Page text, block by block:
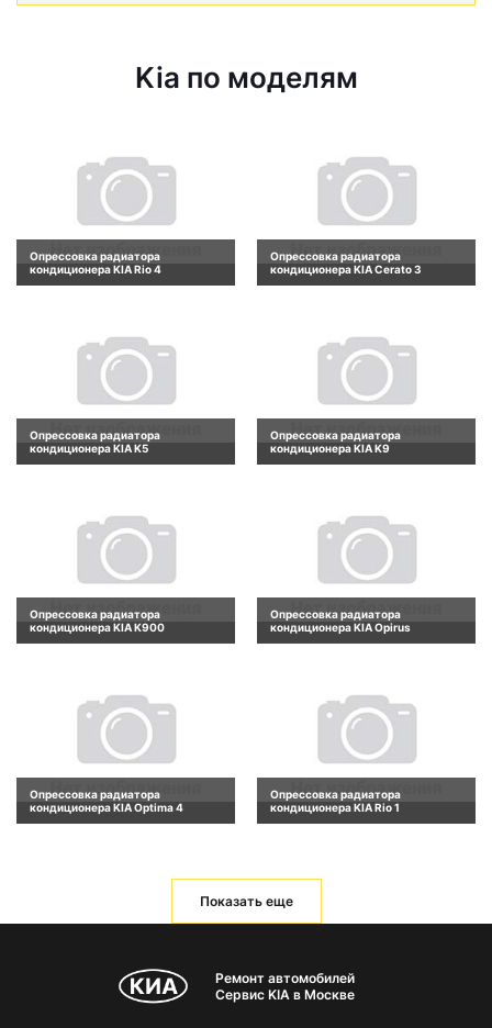
Kia по моделям
Опрессовка радиатора
кондиционера KIA Rio 4
Опрессовка радиатора
кондиционера KIA Cerato 3
Опрессовка радиатора
кондиционера KIA K5
Опрессовка радиатора
кондиционера KIA K9
Опрессовка радиатора
кондиционера KIA K900
Опрессовка радиатора
кондиционера KIA Opirus
Опрессовка радиатора
кондиционера KIA Optima 4
Опрессовка радиатора
кондиционера KIA Rio 1
Показать еще
Ремонт автомобилей
Сервис KIA в Москве